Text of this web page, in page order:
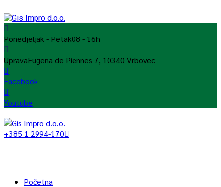
Ponedjeljak - Petak08 - 16h
UpravaEugena de Piennes 7, 10340 Vrbovec
Facebook
Youtube
+385 1 2994-170
Početna